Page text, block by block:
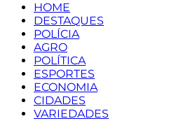
HOME
DESTAQUES
POLÍCIA
AGRO
POLÍTICA
ESPORTES
ECONOMIA
CIDADES
VARIEDADES